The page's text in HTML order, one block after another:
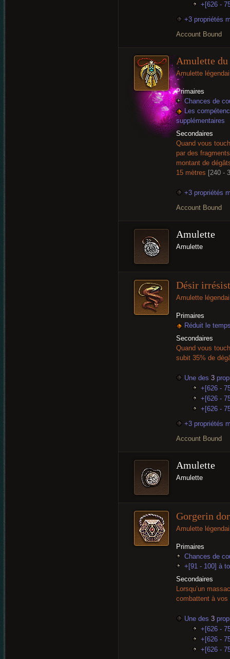
+[626 -
+3 propriétés
Account Bound
Amulette
Amulette
Primaires
Chances de
Les
supplémentaires
Secondaires
Quand vous
par des
montant de
15 mètres [240 -
+3 propriétés
Account Bound
Amulette
Amulette
Désir
Amulette
Primaires
Réduit le
Secondaires
Quand vous
subit 35% de
Une des 3
+[626 -
+[626 -
+[626 -
+3 propriétés
Account Bound
Amulette
Amulette
Gorgerin
Amulette
Primaires
Chances de
+[91 - 100] à
Secondaires
Lorsqu’un
combattent à vos
Une des 3
+[626 -
+[626 -
+[626 -